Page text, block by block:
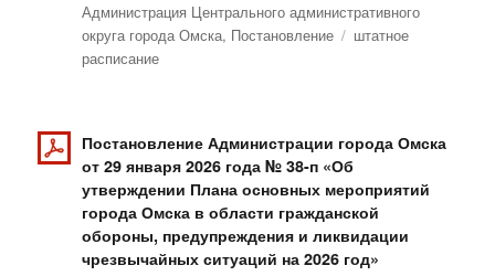
Администрация Центрального административного
округа города Омска, Постановление Метки
штатное
расписание
Постановление Администрации города Омска
от 29 января 2026 года № 38-п «Об
утверждении Плана основных мероприятий
города Омска в области гражданской
обороны, предупреждения и ликвидации
чрезвычайных ситуаций на 2026 год»